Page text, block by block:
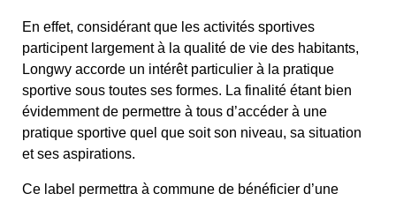
En effet, considérant que les activités sportives
participent largement à la qualité de vie des habitants,
Longwy accorde un intérêt particulier à la pratique
sportive sous toutes ses formes. La finalité étant bien
évidemment de permettre à tous d’accéder à une
pratique sportive quel que soit son niveau, sa situation
et ses aspirations.
Ce label permettra à commune de bénéficier d’une